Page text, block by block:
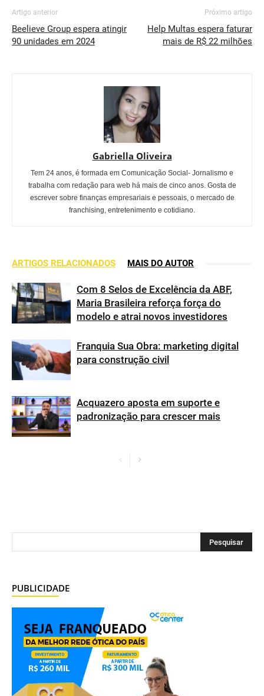
Artigo anterior
Beelieve Group espera atingir
90 unidades em 2024
Próximo artigo
Help Multas espera faturar
mais de R$ 22 milhões
Gabriella Oliveira
Tem 24 anos, é formada em Comunicação Social- Jornalismo e
trabalha com redação para web há mais de cinco anos. Gosta de
escrever sobre finanças empresariais e pessoais, o mercado de
franchising, entretenimento e cotidiano.
ARTIGOS RELACIONADOS MAIS DO AUTOR
Com 8 Selos de Excelência da ABF,
Maria Brasileira reforça força do
modelo e atrai novos investidores
Franquia Sua Obra: marketing digital
para construção civil
Acquazero aposta em suporte e
padronização para crescer mais
PUBLICIDADE